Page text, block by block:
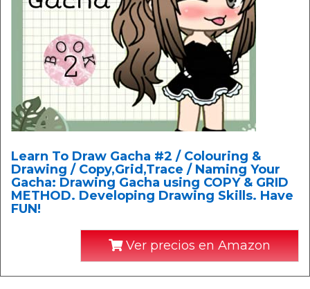
Learn To Draw Gacha #2 / Colouring &
Drawing / Copy,Grid,Trace / Naming Your
Gacha: Drawing Gacha using COPY & GRID
METHOD. Developing Drawing Skills. Have
FUN!
Ver precios en Amazon